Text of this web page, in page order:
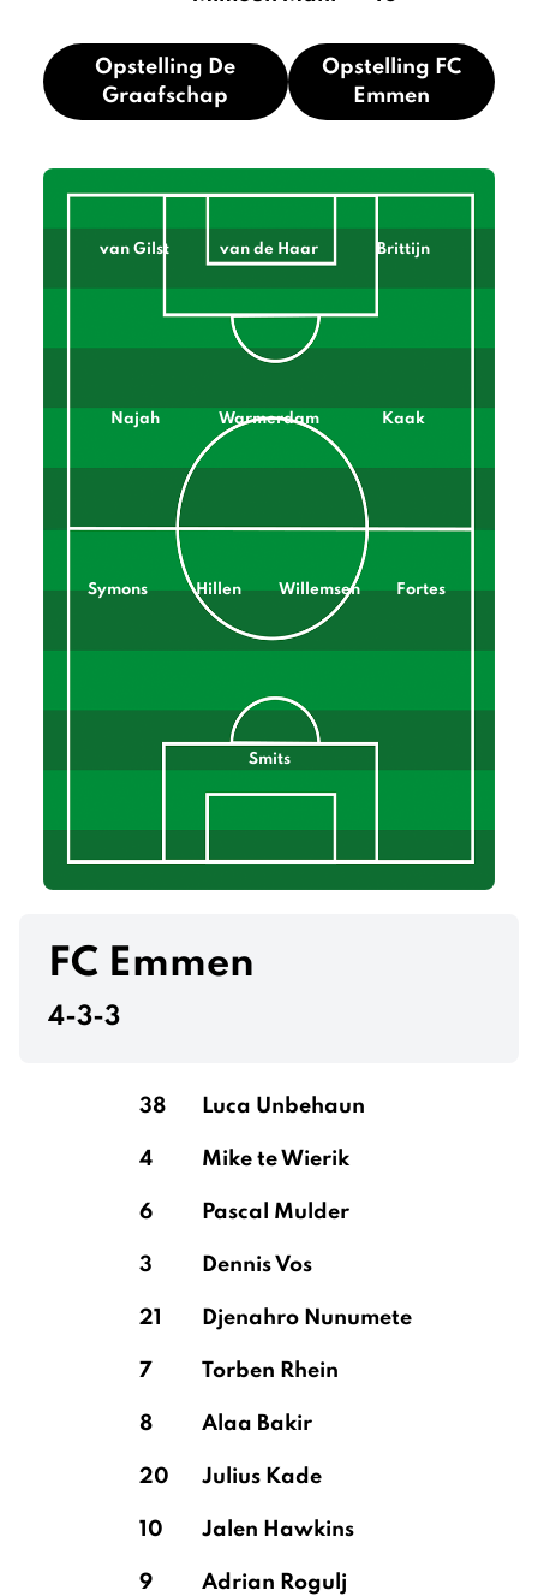
Opstelling De
Graafschap
Opstelling FC
Emmen
van Gilst van de Haar Brittijn
Najah Warmerdam Kaak
Symons Hillen Willemsen Fortes
Smits
FC Emmen
4-3-3
38 Luca Unbehaun
4 Mike te Wierik
6 Pascal Mulder
3 Dennis Vos
21 Djenahro Nunumete
7 Torben Rhein
8 Alaa Bakir
20 Julius Kade
10 Jalen Hawkins
9 Adrian Rogulj